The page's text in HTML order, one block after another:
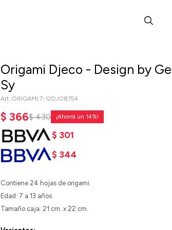
Origami Djeco - Design by
Sy
ORIGAMI.7-12DJ08754
$ 366$ 430 14
$ 301
$ 344
Contiene 24 hojas de origami.
Edad: 7 a 13 años
Tamaño caja: 21 cm. x 22 cm.